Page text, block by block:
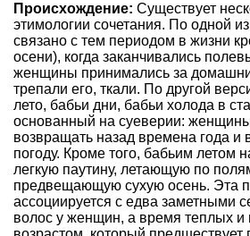
Происхождение: Существует
этимологии сочетания. По одной
связано с тем периодом в жизни
осени), когда заканчивались
женщины принимались за
трепали его, ткали. По другой
лето, бабьи дни, бабьи холода в
основанный на суеверии:
возвращать назад времена года и
погоду. Кроме того, бабьим летом
легкую паутину, летающую по
предвещающую сухую осень. Эта
ассоциируется с едва заметными
волос у женщин, а время теплых и